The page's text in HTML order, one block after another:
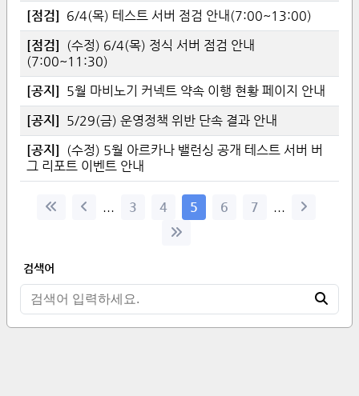
[점검] 6/4(목) 테스트 서버 점검 안내(7:00~13:00)
[점검] (수정) 6/4(목) 정식 서버 점검 안내
(7:00~11:30)
[공지 ] 5월 마비노기 커넥트 약속 이행 현황 페이지 안내
[공지 ] 5/29(금) 운영정책 위반 단속 결과 안내
[공지 ] (수정) 5월 아르카나 밸런싱 공개 테스트 서버 버
그 리포트 이벤트 안내
... 3 4 5 6 7 ...
검색어